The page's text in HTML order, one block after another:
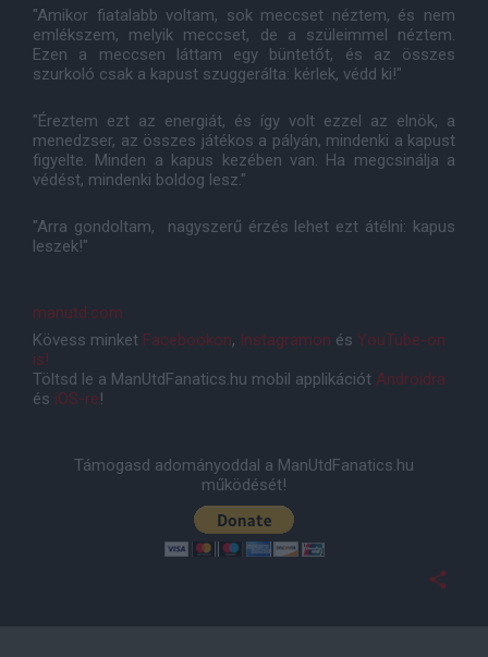
"Amikor fiatalabb voltam, sok meccset néztem, és nem
emlékszem, melyik meccset, de a szüleimmel néztem.
Ezen a meccsen láttam egy büntetőt, és az összes
szurkoló csak a kapust szuggerálta: kérlek, védd ki!"
"Éreztem ezt az energiát, és így volt ezzel az elnök, a
menedzser, az összes játékos a pályán, mindenki a kapust
figyelte. Minden a kapus kezében van. Ha megcsinálja a
védést, mindenki boldog lesz."
"Arra gondoltam, nagyszerű érzés lehet ezt átélni: kapus
leszek!"
manutd.com
Kövess minket Facebookon, Instagramon és YouTube-on
is!
Töltsd le a ManUtdFanatics.hu mobil applikációt Androidra
és iOS-re!
Támogasd adományoddal a ManUtdFanatics.hu
működését!